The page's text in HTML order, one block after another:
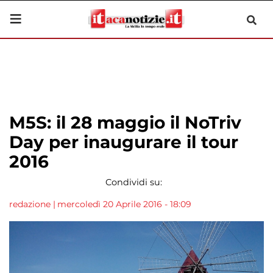
M5S: il 28 maggio il NoTriv
Day per inaugurare il tour
2016
Condividi su:
redazione | mercoledì 20 Aprile 2016 - 18:09